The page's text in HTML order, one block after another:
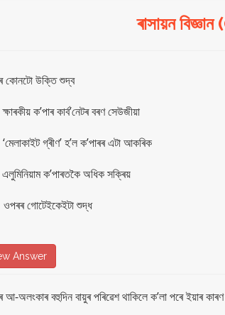
ৰাসায়ন
কোনটো উক্তি শুদ্ব
ক্ষাৰকীয় ক’পাৰ কাৰ্ব’নেটৰ বৰণ সেউজীয়া
‘মেলাকাইট গ্ৰীণ’ হ’ল ক’পাৰৰ এটা আকৰিক
এলুমিনিয়াম ক’পাৰতকৈ অধিক সক্ৰিয়
ওপৰৰ গোটেইকেইটা শুদ্ধ
Answer
অলংকাৰ বহুদিন বায়ুৰ পৰিৱেশ থাকিলে ক’লা পৰে ইয়াৰ কাৰণ